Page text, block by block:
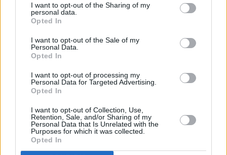
de su consentimiento, pero usted tiene el derecho de
rechazar tal procesamiento. Sus preferencias se aplicarán
cualquier momento entrando de nuevo en este sitio web o
visitando nuestra política de privacidad.
I want to opt-out of the Sharing of my
personal data.
Opted In
I want to opt-out of the Sale of my
Personal Data.
Opted In
I want to opt-out of processing my
Personal Data for Targeted Advertising.
Opted In
I want to opt-out of Collection, Use,
Retention, Sale, and/or Sharing of my
Personal Data that Is Unrelated with the
Purposes for which it was collected.
Opted In